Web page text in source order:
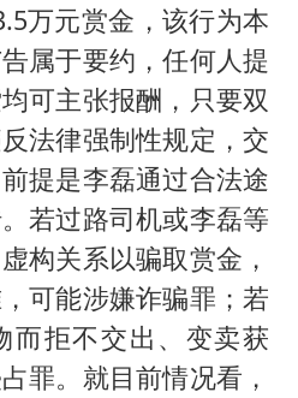
万元赏金，该行为本
属于要约，任何人提
可主张报酬，只要双
法律强制性规定，交
提是李磊通过合法途
若过路司机或李磊等
构关系以骗取赏金，
可能涉嫌诈骗罪；若
而拒不交出、变卖获
罪。就目前情况看，